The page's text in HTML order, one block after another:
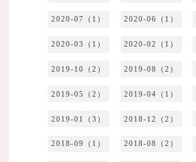
2020-07（1） 2020-06（1）
2020-03（1） 2020-02（1）
2019-10（2） 2019-08（2）
2019-05（2） 2019-04（1）
2019-01（3） 2018-12（2）
2018-09（1） 2018-08（2）